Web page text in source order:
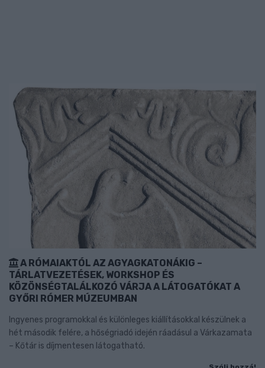
A RÓMAIAKTÓL AZ AGYAGKATONÁKIG –
TÁRLATVEZETÉSEK, WORKSHOP ÉS
KÖZÖNSÉGTALÁLKOZÓ VÁRJA A LÁTOGATÓKAT A
GYŐRI RÓMER MÚZEUMBAN
Ingyenes programokkal és különleges kiállításokkal készülnek a
hét második felére, a hőségriadó idején ráadásul a Várkazamata
– Kőtár is díjmentesen látogatható.